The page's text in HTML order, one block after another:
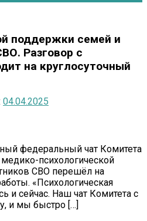
поддержки семей и
Разговор с
на круглосуточный
04.04.2025
федеральный чат Комитета
психологической
СВО перешёл на
«Психологическая
и сейчас. Наш чат Комитета с
и мы быстро […]